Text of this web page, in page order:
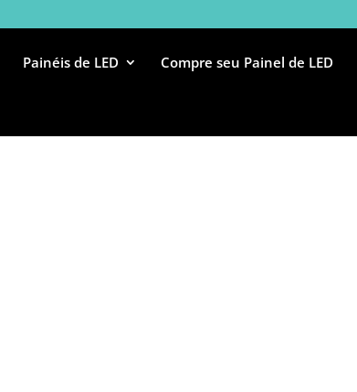
Painéis de LED Compre seu Painel de LED